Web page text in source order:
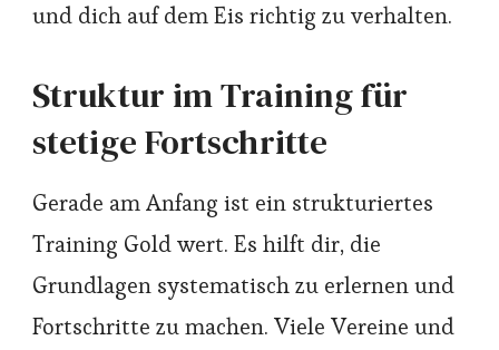
und dich auf dem Eis richtig zu verhalten.
Struktur im Training für
stetige Fortschritte
Gerade am Anfang ist ein strukturiertes
Training Gold wert. Es hilft dir, die
Grundlagen systematisch zu erlernen und
Fortschritte zu machen. Viele Vereine und